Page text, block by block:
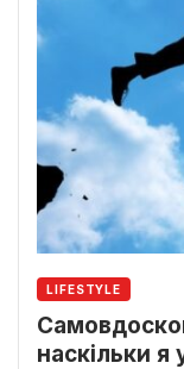
LIFESTYLE
наскільки я